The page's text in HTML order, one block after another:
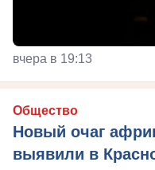
вчера в 19:13
Общество
Новый очаг
выявили в